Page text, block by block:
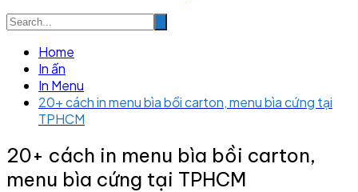
Home
In ấn
In Menu
20+ cách in menu bìa bồi carton, menu bìa cứng tại
TPHCM
20+ cách in menu bìa bồi carton,
menu bìa cứng tại TPHCM